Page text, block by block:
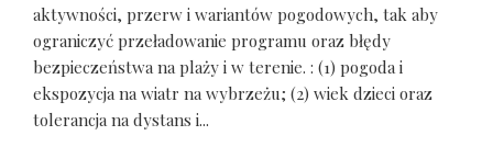
aktywności, przerw i wariantów pogodowych, tak aby
ograniczyć przeładowanie programu oraz błędy
bezpieczeństwa na plaży i w terenie. : (1) pogoda i
ekspozycja na wiatr na wybrzeżu; (2) wiek dzieci oraz
tolerancja na dystans i...